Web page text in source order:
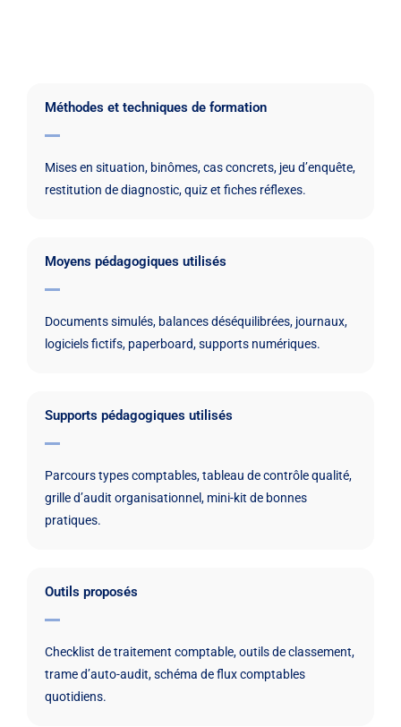
Méthodes et techniques de formation
Mises en situation, binômes, cas concrets, jeu d’enquête,
restitution de diagnostic, quiz et fiches réflexes.
Moyens pédagogiques utilisés
Documents simulés, balances déséquilibrées, journaux,
logiciels fictifs, paperboard, supports numériques.
Supports pédagogiques utilisés
Parcours types comptables, tableau de contrôle qualité,
grille d’audit organisationnel, mini-kit de bonnes
pratiques.
Outils proposés
Checklist de traitement comptable, outils de classement,
trame d’auto-audit, schéma de flux comptables
quotidiens.